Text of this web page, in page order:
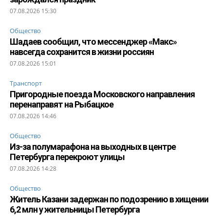
07.08.2026 15:30
Общество
Шадаев сообщил, что мессенджер «Макс»
навсегда сохранится в жизни россиян
07.08.2026 15:01
Транспорт
Пригородные поезда Московского направления
перенаправят на Рыбацкое
07.08.2026 14:46
Общество
Из-за полумарафона на выходных в центре
Петербурга перекроют улицы
07.08.2026 14:28
Общество
Житель Казани задержан по подозрению в хищении
6,2 млн у жительницы Петербурга